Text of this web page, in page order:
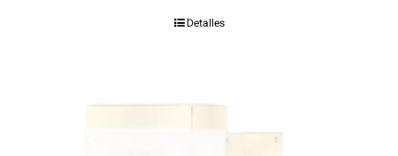
Detalles